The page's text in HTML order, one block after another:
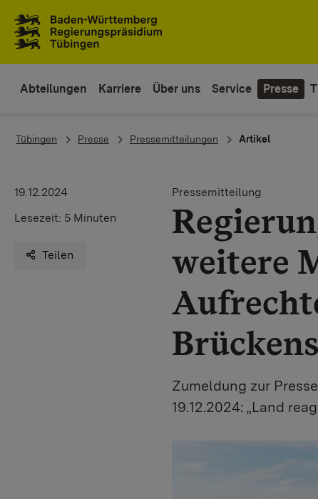
Abteilungen Karriere Über uns Service Presse
You are here:
Tübingen Presse Pressemitteilungen Artikel
19.12.2024
Lesezeit: 5 Minuten
Teilen
Pressemitteilung
weitere
Zumeldung zur
19.12.2024: „Land